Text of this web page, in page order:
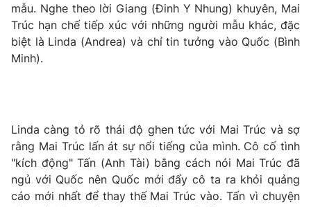
Hậu trường
Nhân vật
Khán giả
Điện ảnh
Âm nhạc
Đời sống
Du lịch
Học trực tuyến
Hitech Công nghệ tương lai
Sản phẩm
Thị trường
Giao lưu trực tuyến
Lịch phát sóng
mẫu. Nghe theo lời Giang (Đinh Y Nhung) khuyên, Mai
Trúc hạn chế tiếp xúc với những người mẫu khác, đặc
biệt là Linda (Andrea) và chỉ tin tưởng vào Quốc (Bình
Minh).
Linda càng tỏ rõ thái độ ghen tức với Mai Trúc và sợ
rằng Mai Trúc lấn át sự nổi tiếng của mình. Cô cố tình
"kích động" Tấn (Anh Tài) bằng cách nói Mai Trúc đã
ngủ với Quốc nên Quốc mới đẩy cô ta ra khỏi quảng
cáo mới nhất để thay thế Mai Trúc vào. Tấn vì chuyện